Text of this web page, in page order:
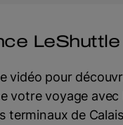
LeShuttle
vidéo pour
votre voyage avec
terminaux de